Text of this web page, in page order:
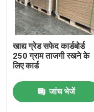
खाद्य ग्रेड सफेद कार्डबोर्ड
250 ग्राम ताजगी रखने के
लिए कार्ड
जांच भेजें